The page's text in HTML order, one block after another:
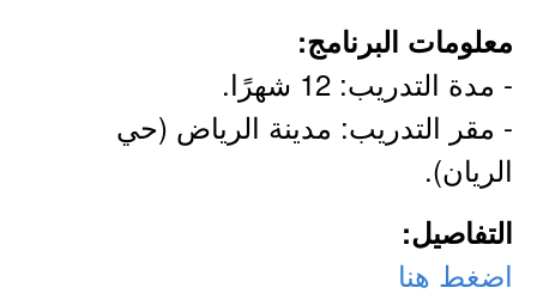
معلومات البرنامج:
- مدة التدريب: 12 شهرًا.
- مقر التدريب: مدينة الرياض (حي
الريان).
التفاصيل:
اضغط هنا